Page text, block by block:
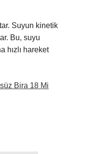
Suyun kinetik
Bu, suyu
hızlı hareket
Bira 18 Mi